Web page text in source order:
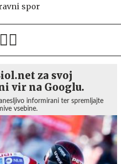
spor
za svoj
vir na Googlu.
informirani ter spremljajte
vsebine.